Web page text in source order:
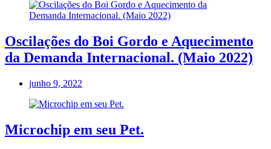
Oscilações do Boi Gordo e Aquecimento
da Demanda Internacional. (Maio 2022)
junho 9, 2022
Microchip em seu Pet.